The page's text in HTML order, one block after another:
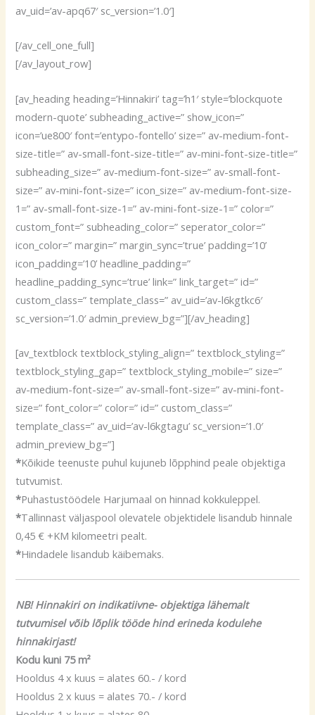
av_uid=’av-apq67′ sc_version=’1.0′]
[/av_cell_one_full]
[/av_layout_row]
[av_heading heading=’Hinnakiri’ tag=’h1′ style=’blockquote
modern-quote’ subheading_active=” show_icon=”
icon=’ue800′ font=’entypo-fontello’ size=” av-medium-font-
size-title=” av-small-font-size-title=” av-mini-font-size-title=”
subheading_size=” av-medium-font-size=” av-small-font-
size=” av-mini-font-size=” icon_size=” av-medium-font-size-
1=” av-small-font-size-1=” av-mini-font-size-1=” color=”
custom_font=” subheading_color=” seperator_color=”
icon_color=” margin=” margin_sync=’true’ padding=’10’
icon_padding=’10’ headline_padding=”
headline_padding_sync=’true’ link=” link_target=” id=”
custom_class=” template_class=” av_uid=’av-l6kgtkc6′
sc_version=’1.0′ admin_preview_bg=”][/av_heading]
[av_textblock textblock_styling_align=” textblock_styling=”
textblock_styling_gap=” textblock_styling_mobile=” size=”
av-medium-font-size=” av-small-font-size=” av-mini-font-
size=” font_color=” color=” id=” custom_class=”
template_class=” av_uid=’av-l6kgtagu’ sc_version=’1.0′
admin_preview_bg=”]
*Kõikide teenuste puhul kujuneb lõpphind peale objektiga
tutvumist.
*Puhastustöödele Harjumaal on hinnad kokkuleppel.
*Tallinnast väljaspool olevatele objektidele lisandub hinnale
0,45 € +KM kilomeetri pealt.
*Hindadele lisandub käibemaks.
NB! Hinnakiri on indikatiivne- objektiga lähemalt
tutvumisel võib lõplik tööde hind erineda kodulehe
hinnakirjast!
Kodu kuni 75 m²
Hooldus 4 x kuus = alates 60.- / kord
Hooldus 2 x kuus = alates 70.- / kord